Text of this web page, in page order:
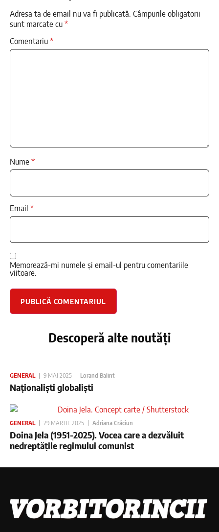
Adresa ta de email nu va fi publicată. Câmpurile obligatorii
sunt marcate cu*
Comentariu*
Nume*
Email *
Memorează-mi numele și email-ul pentru comentariile
viitoare.
Descoperă alte noutăți
GENERAL 9 MAI 2025 Lorand Balint
Naționaliști globaliști
GENERAL 29 MARTIE 2025 Adriana Crăciun
Doina Jela (1951-2025). Vocea care a dezvăluit
nedreptățile regimului comunist